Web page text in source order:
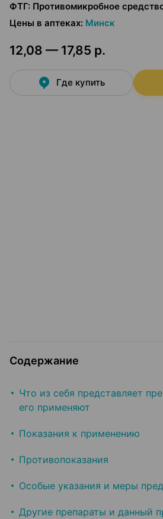
ФТГ: Противомикробное
Цены в аптеках: Минск
12,08 — 17,85 р.
Где купить
Содержание
Что из себя представляет
его применяют
Показания к применению
Противопоказания
Особые указания и меры
Другие препараты и данный